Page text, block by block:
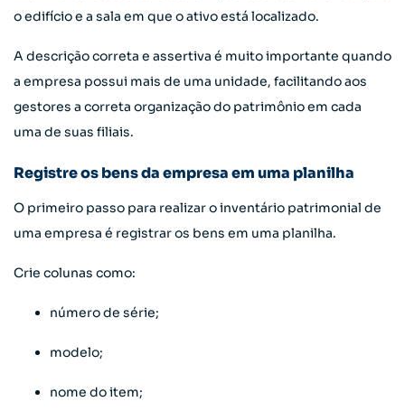
o edifício e a sala em que o ativo está localizado.
A descrição correta e assertiva é muito importante quando
a empresa possui mais de uma unidade, facilitando aos
gestores a correta organização do patrimônio em cada
uma de suas filiais.
Registre os bens da empresa em uma planilha
O primeiro passo para realizar o inventário patrimonial de
uma empresa é registrar os bens em uma planilha.
Crie colunas como:
número de série;
modelo;
nome do item;